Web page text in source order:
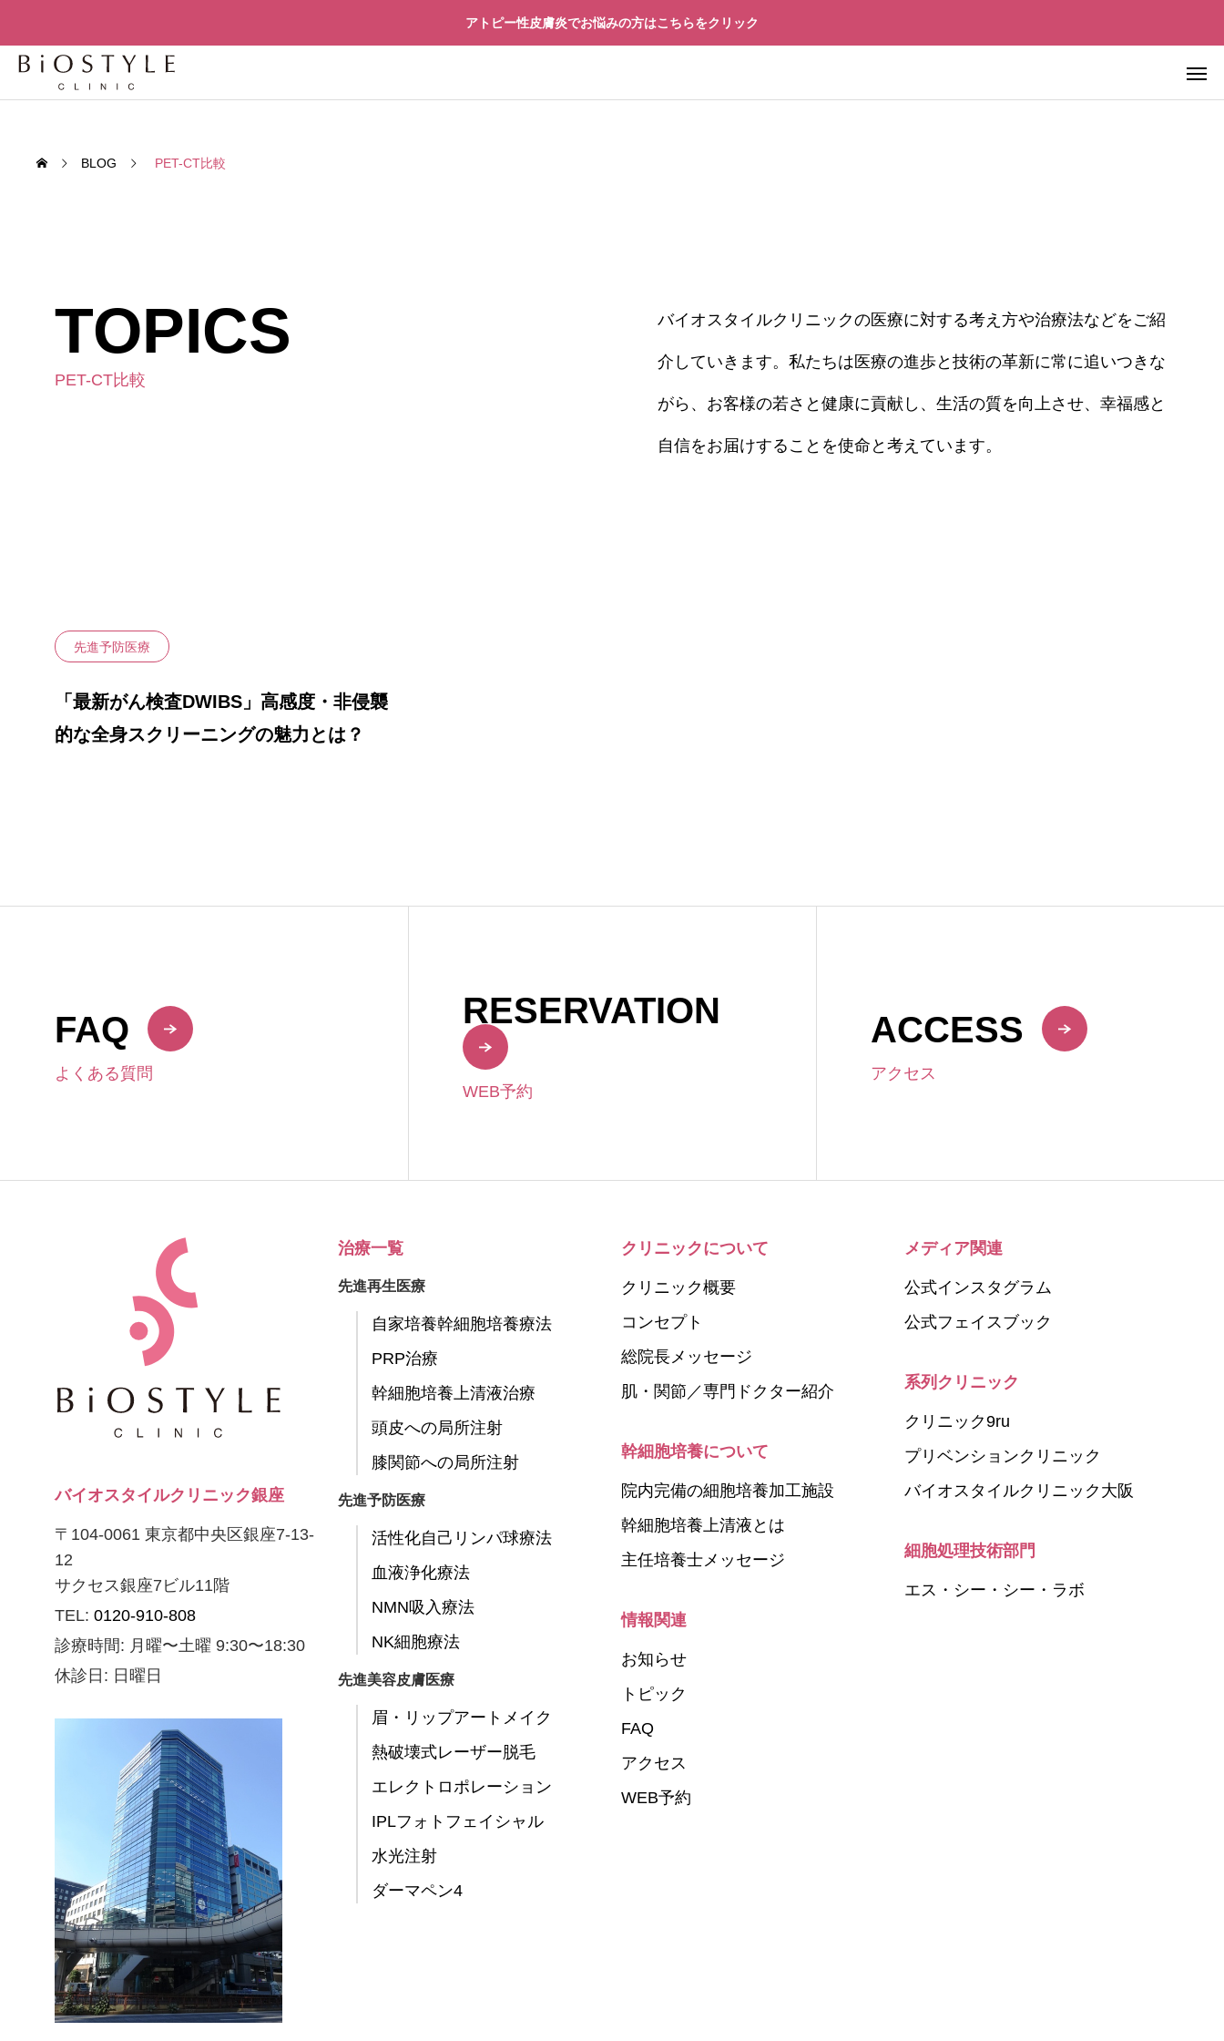
アトピー性皮膚炎でお悩みの方はこちらをクリック
TREATMENT
先進予防医療
先進予防医療
先進美容皮膚医療
先進美容皮膚医療
熱破壊式レーザー脱毛
老化細胞を「削除」せよ – セノリ
再生医療の安全性を見極める ―
技術の先にある14のチェックポイ
血液を浄化すれば老化は止まるの
か？ ― 血液浄化療法の仕組み・
BLOG PET-CT比較
TOPICS
PET-CT比較
バイオスタイルクリニックの医療に対する考え方や治療法などをご紹
介していきます。私たちは医療の進歩と技術の革新に常に追いつきな
がら、お客様の若さと健康に貢献し、生活の質を向上させ、幸福感と
自信をお届けすることを使命と考えています。
先進予防医療
「最新がん検査DWIBS」高感度・非侵襲
的な全身スクリーニングの魅力とは？
FAQ
よくある質問
RESERVATION
WEB予約
ACCESS
アクセス
バイオスタイルクリニック銀座
〒104-0061 東京都中央区銀座7-13-
12
サクセス銀座7ビル11階
TEL: 0120-910-808
診療時間: 月曜〜土曜 9:30〜18:30
休診日: 日曜日
治療一覧
先進再生医療
自家培養幹細胞培養療法
PRP治療
幹細胞培養上清液治療
頭皮への局所注射
膝関節への局所注射
先進予防医療
活性化自己リンパ球療法
血液浄化療法
NMN吸入療法
NK細胞療法
先進美容皮膚医療
眉・リップアートメイク
熱破壊式レーザー脱毛
エレクトロポレーション
IPLフォトフェイシャル
水光注射
ダーマペン4
クリニックについて
クリニック概要
コンセプト
総院長メッセージ
肌・関節／専門ドクター紹介
幹細胞培養について
院内完備の細胞培養加工施設
幹細胞培養上清液とは
主任培養士メッセージ
情報関連
お知らせ
トピック
FAQ
アクセス
WEB予約
メディア関連
公式インスタグラム
公式フェイスブック
系列クリニック
クリニック9ru
プリベンションクリニック
バイオスタイルクリニック大阪
細胞処理技術部門
エス・シー・シー・ラボ